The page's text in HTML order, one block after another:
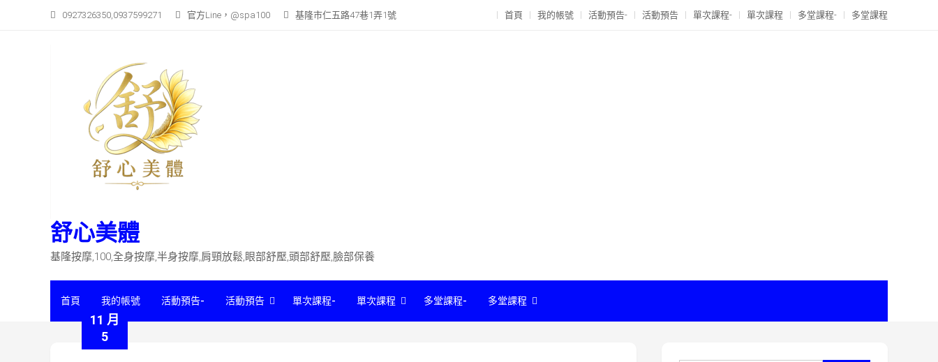
0927326350,0937599271 官方Line，@spa100 基隆市仁五路47巷1弄1號 首頁 我的帳號 活動預告- 活動預告 單次課程- 單次課程 多堂課程- 多堂課程
舒心美體
基隆按摩,100,全身按摩,半身按摩,肩頸放鬆,眼部舒壓,頭部舒壓,臉部保養
首頁 我的帳號 活動預告- 活動預告 單次課程- 單次課程 多堂課程- 多堂課程
11 月
5